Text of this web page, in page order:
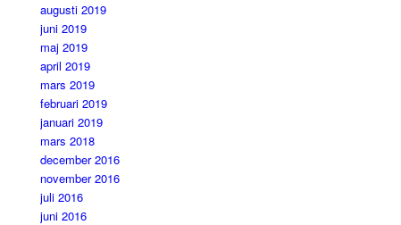
augusti 2019
juni 2019
maj 2019
april 2019
mars 2019
februari 2019
januari 2019
mars 2018
december 2016
november 2016
juli 2016
juni 2016